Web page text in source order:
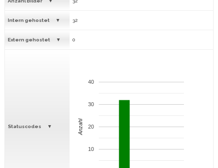
Intern gehostet 32
Extern gehostet 0
Statuscodes
10
20
30
40
Anzahl